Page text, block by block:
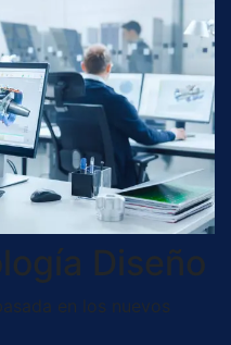
Diseño
en los nuevos